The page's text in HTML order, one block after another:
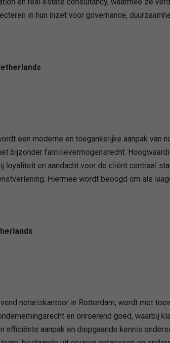
in hun inzet voor governance,
een moderne en toegankelijke aanpak van
bijzonder familievermogensrecht.
en aandacht voor de cliënt centraal
Hiermee wordt beoogd om als
notariskantoor in Rotterdam, wordt met
en onroerend goed, waarbij
aanpak en diepgaande kennis